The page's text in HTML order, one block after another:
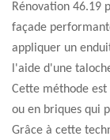
Rénovation 46.19
façade
appliquer un
l'aide d'une
Cette méthode
ou en briques qui
Grâce à cette